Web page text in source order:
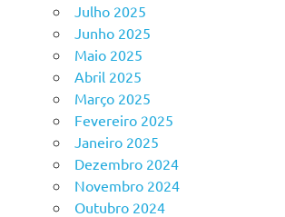
Julho 2025
Junho 2025
Maio 2025
Abril 2025
Março 2025
Fevereiro 2025
Janeiro 2025
Dezembro 2024
Novembro 2024
Outubro 2024